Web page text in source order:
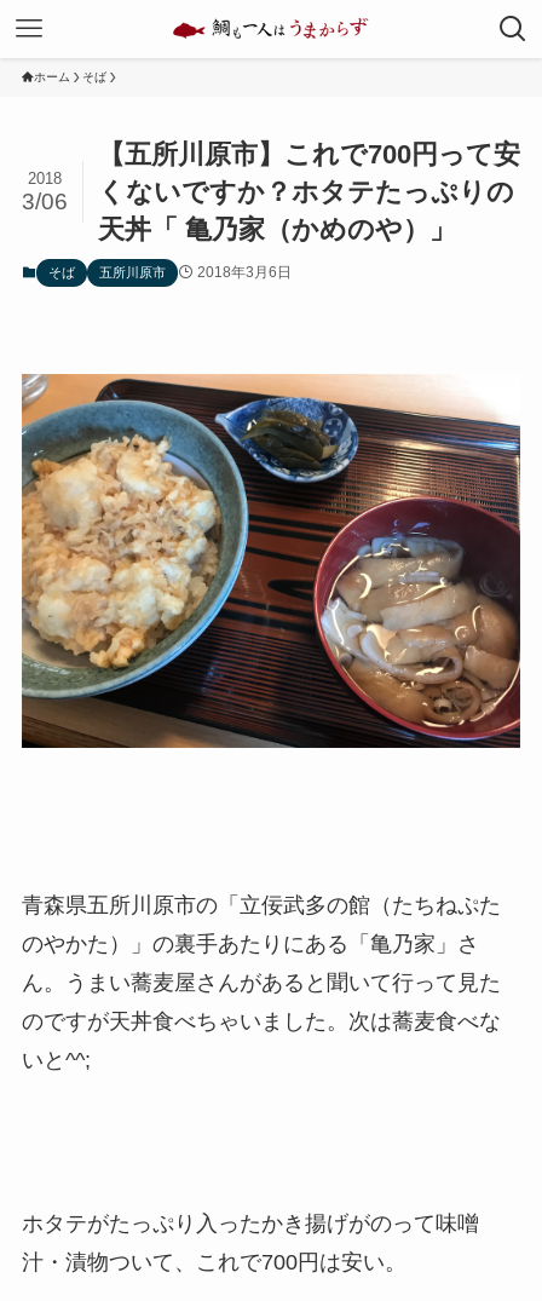
ホーム そば
【五所川原市】これで700円って安
くないですか？ホタテたっぷりの
天丼「 亀乃家（かめのや）」
2018
3/06
そば 五所川原市 2018年3月6日
青森県五所川原市の「立佞武多の館（たちねぷた
のやかた）」の裏手あたりにある「亀乃家」さ
ん。うまい蕎麦屋さんがあると聞いて行って見た
のですが天丼食べちゃいました。次は蕎麦食べな
いと^^;
ホタテがたっぷり入ったかき揚げがのって味噌
汁・漬物ついて、これで700円は安い。